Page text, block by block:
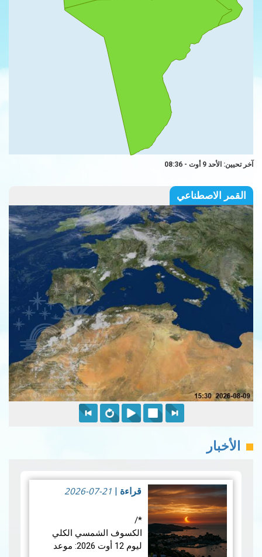
آخر تحيين: الأحد 9 أوت - 08:36
القمر الاصطناعي
الأخبار
قراءة |
2026-07-21
*/
الكسوف الشمسي الكلي
ليوم 12 أوت 2026: موعد